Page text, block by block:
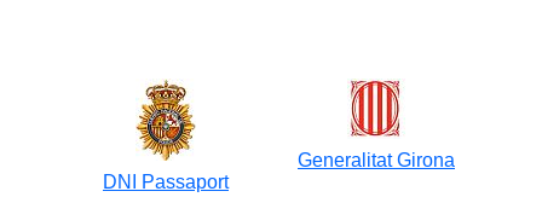
DNI Passaport
Generalitat Girona